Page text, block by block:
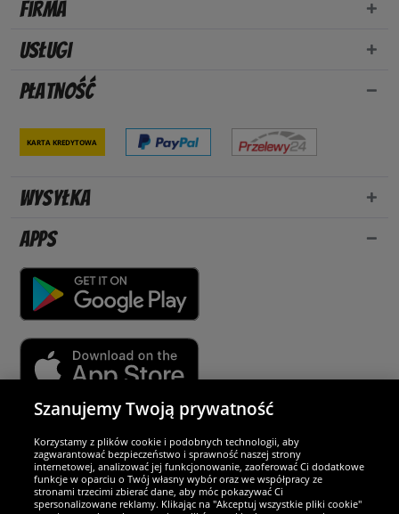
Firma
Usługi
Płatność
Karta kredytowa
Wysyłka
Apps
Partnerzy i bezpieczeństwo
Jesteśmy wyjątkowi
Szanujemy Twoją prywatność
Korzystamy z plików cookie i podobnych technologii, aby
zagwarantować bezpieczeństwo i sprawność naszej strony
internetowej, analizować jej funkcjonowanie, zaoferować Ci dodatkowe
funkcje w oparciu o Twój własny wybór oraz we współpracy ze
stronami trzecimi zbierać dane, aby móc pokazywać Ci
spersonalizowane reklamy. Klikając na "Akceptuj wszystkie pliki cookie"